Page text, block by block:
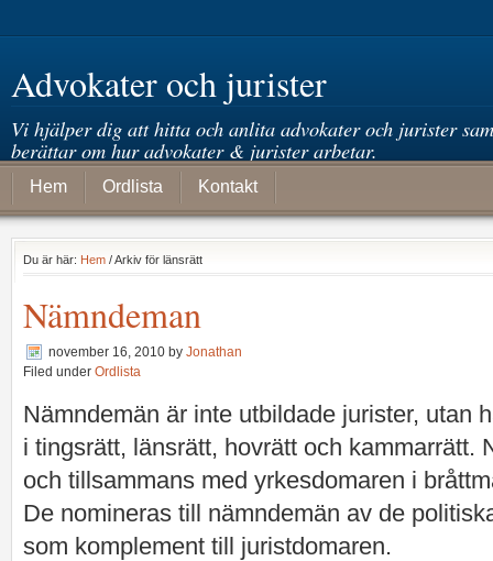
Advokater och jurister
Vi hjälper dig att hitta och anlita advokater och jurister
berättar om hur advokater & jurister arbetar.
Hem Ordlista Kontakt
Du är här: Hem / Arkiv för länsrätt
Nämndeman
november 16, 2010 by Jonathan
Filed under Ordlista
Nämndemän är inte utbildade jurister, utan
i tingsrätt, länsrätt, hovrätt och kammarrätt.
och tillsammans med yrkesdomaren i
De nomineras till nämndemän av de
som komplement till juristdomaren.